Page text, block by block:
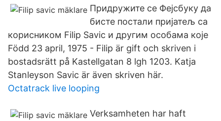
Придружите се Фејсбуку да
бисте постали пријатељ са
корисником Filip Savic и другим особама које
Född 23 april, 1975 - Filip är gift och skriven i
bostadsrätt på Kastellgatan 8 lgh 1203. Katja
Stanleyson Savic är även skriven här.
Octatrack live looping
Verksamheten har haft